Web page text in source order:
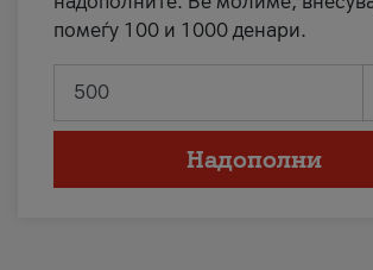
помеѓу 100 и 1000 денари.
Надополни